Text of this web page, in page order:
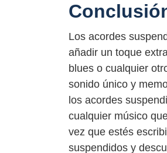
Los acordes
añadir un toque
blues o cualquier
sonido único y
los acordes
cualquier músico
vez que estés
suspendidos y